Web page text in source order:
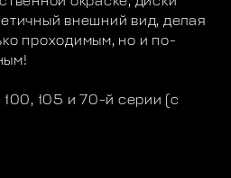
внешний вид, делая
проходимым, но и по-
105 и 70-й серии (с